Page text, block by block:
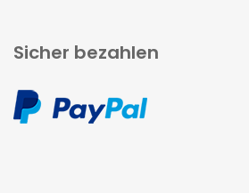
Sicher bezahlen